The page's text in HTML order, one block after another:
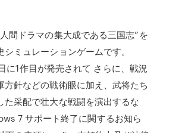
間ドラマの集大成である三国志”を
ミュレーションゲームです。
に1作目が発売されて さらに、戦況
方針などの戦術眼に加え、武将たち
た采配で壮大な戦闘を演出するな
7 サポート終了に関するお知ら